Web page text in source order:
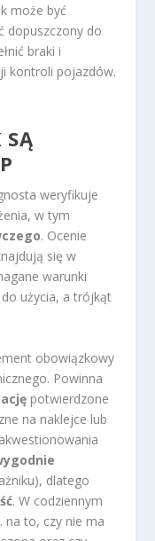
może być
dopuszczony do
braki i
kontroli pojazdów.
SĄ
weryfikuje
w tym
. Ocenie
się w
warunki
użycia, a trójkąt
obowiązkowy
Powinna
potwierdzone
na naklejce lub
dlatego
. W codziennym
na to, czy nie ma